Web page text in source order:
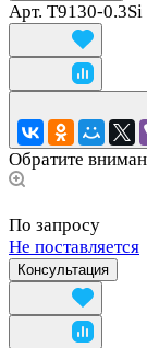
Арт. T9130-0.3Si
Обратите
По запросу
Не поставляется
Консультация